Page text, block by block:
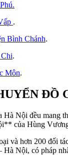
.
.
Bình Chánh.
.
Môn.
ĐỒ
Hà Nội đều mang
của Hùng
và hơn 200 đối
Hà Nội, có pháp